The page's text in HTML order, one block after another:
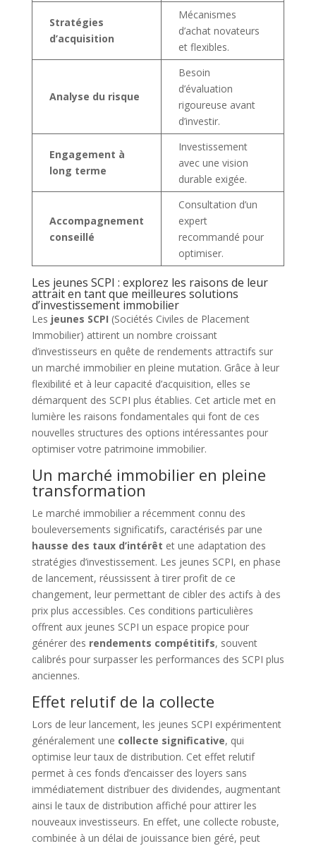
Stratégies
d’acquisition
Mécanismes
d’achat novateurs
et flexibles.
Analyse du risque
Besoin
d’évaluation
rigoureuse avant
d’investir.
Engagement à
long terme
Investissement
avec une vision
durable exigée.
Accompagnement
conseillé
Consultation d’un
expert
recommandé pour
optimiser.
Les jeunes SCPI : explorez les raisons de leur
attrait en tant que meilleures solutions
d’investissement immobilier
Les jeunes SCPI (Sociétés Civiles de Placement
Immobilier) attirent un nombre croissant
d’investisseurs en quête de rendements attractifs sur
un marché immobilier en pleine mutation. Grâce à leur
flexibilité et à leur capacité d’acquisition, elles se
démarquent des SCPI plus établies. Cet article met en
lumière les raisons fondamentales qui font de ces
nouvelles structures des options intéressantes pour
optimiser votre patrimoine immobilier.
Un marché immobilier en pleine
transformation
Le marché immobilier a récemment connu des
bouleversements significatifs, caractérisés par une
hausse des taux d’intérêt et une adaptation des
stratégies d’investissement. Les jeunes SCPI, en phase
de lancement, réussissent à tirer profit de ce
changement, leur permettant de cibler des actifs à des
prix plus accessibles. Ces conditions particulières
offrent aux jeunes SCPI un espace propice pour
générer des rendements compétitifs, souvent
calibrés pour surpasser les performances des SCPI plus
anciennes.
Effet relutif de la collecte
Lors de leur lancement, les jeunes SCPI expérimentent
généralement une collecte significative, qui
optimise leur taux de distribution. Cet effet relutif
permet à ces fonds d’encaisser des loyers sans
immédiatement distribuer des dividendes, augmentant
ainsi le taux de distribution affiché pour attirer les
nouveaux investisseurs. En effet, une collecte robuste,
combinée à un délai de jouissance bien géré, peut